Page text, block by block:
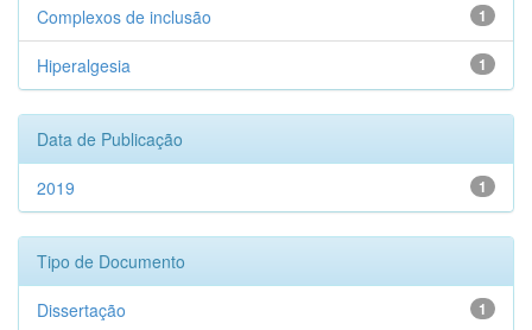
1
Complexos de inclusão
1
Hiperalgesia
Data de Publicação
1
2019
Tipo de Documento
1
Dissertação